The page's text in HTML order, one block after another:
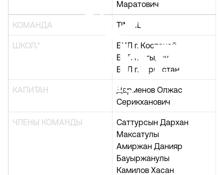
Маратович
КОМАНДА TIMBIL
ШКОЛА
БИЛ г. Костанай
БИЛ г. Атырау
БИЛ г. Туркестан
КАПИТАН
Дарменов Олжас
Серикханович
ЧЛЕНЫ КОМАНДЫ
Саттурсын Дархан
Максатулы
Амиржан Данияр
Бауыржанулы
Камилов Хасан